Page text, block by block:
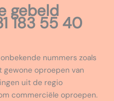
gebeld
183 55 40
nummers zoals
gewone oproepen van
uit de regio
commerciële oproepen.